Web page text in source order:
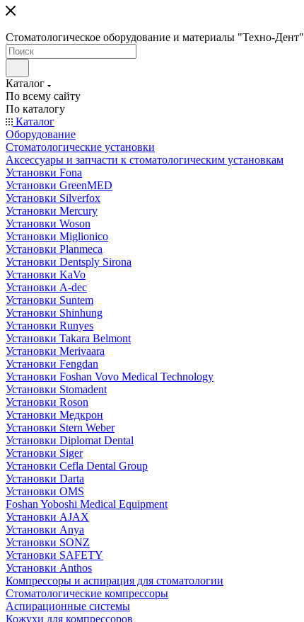
Стоматологическое оборудование и материалы "Техно-Дент"
Каталог
По всему сайту
По каталогу
Каталог
Оборудование
Стоматологические установки
Аксессуары и запчасти к стоматологическим установкам
Установки Fona
Установки GreenMED
Установки Silverfox
Установки Mercury
Установки Woson
Установки Miglionico
Установки Planmeca
Установки Dentsply Sirona
Установки KaVo
Установки A-dec
Установки Suntem
Установки Shinhung
Установки Runyes
Установки Takara Belmont
Установки Merivaara
Установки Fengdan
Установки Foshan Vovo Medical Technology
Установки Stomadent
Установки Roson
Установки Медкрон
Установки Stern Weber
Установки Diplomat Dental
Установки Siger
Установки Cefla Dental Group
Установки Darta
Установки OMS
Foshan Yoboshi Medical Equipment
Установки AJAX
Установки Anya
Установки SONZ
Установки SAFETY
Установки Anthos
Компрессоры и аспирация для стоматологии
Стоматологические компрессоры
Аспирационные системы
Кожухи для компрессоров